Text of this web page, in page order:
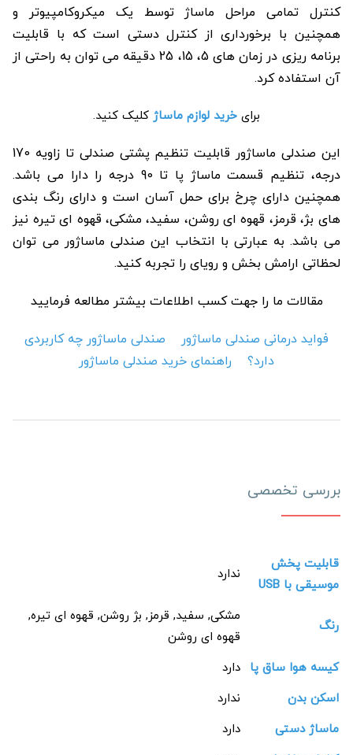
کنترل تمامی مراحل ماساژ توسط یک میکروکامپیوتر و
همچنین با برخورداری از کنترل دستی است که با قابلیت
برنامه ریزی در زمان های 5، 15، 25 دقیقه می توان به راحتی از
آن استفاده کرد.
برای خرید لوازم ماساژ کلیک کنید.
این صندلی ماساژور قابلیت تنظیم پشتی صندلی تا زاویه 170
درجه، تنظیم قسمت ماساژ پا تا 90 درجه را دارا می باشد.
همچنین دارای چرخ برای حمل آسان است و دارای رنگ بندی
های بژ، قرمز، قهوه ای روشن، سفید، مشکی، قهوه ای تیره نیز
می باشد. به عبارتی با انتخاب این صندلی ماساژور می توان
لحظاتی ارامش بخش و رویای را تجربه کنید.
مقالات ما را جهت کسب اطلاعات بیشتر مطالعه فرمایید
فواید درمانی صندلی ماساژور
صندلی ماساژور چه کاربردی
دارد؟
راهنمای خرید صندلی ماساژور
بررسی تخصصی
قابلیت پخش
موسیقی با USB
ندارد
رنگ
مشکی, سفید, قرمز, بژ روشن, قهوه ای تیره,
قهوه ای روشن
کیسه هوا ساق پا
دارد
اسکن بدن
ندارد
ماساژ دستی
دارد